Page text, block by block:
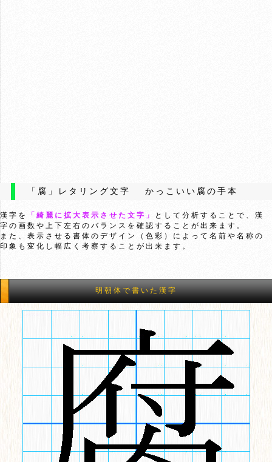
「腐」レタリング文字 かっこいい腐の手本
漢字を 「綺麗に拡大表示させた文字」
として分析することで、漢
字の画数や上下左右のバランスを確認することが出来ます。
また、表示させる書体のデザイン（色彩）によって名前や名称の
印象も変化し幅広く考察することが出来ます。
明朝体で書いた漢字